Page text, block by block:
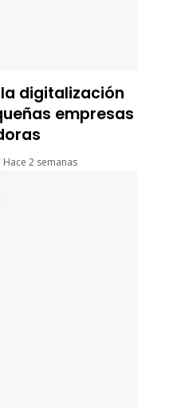
digitalización
empresas
Hace 2 semanas